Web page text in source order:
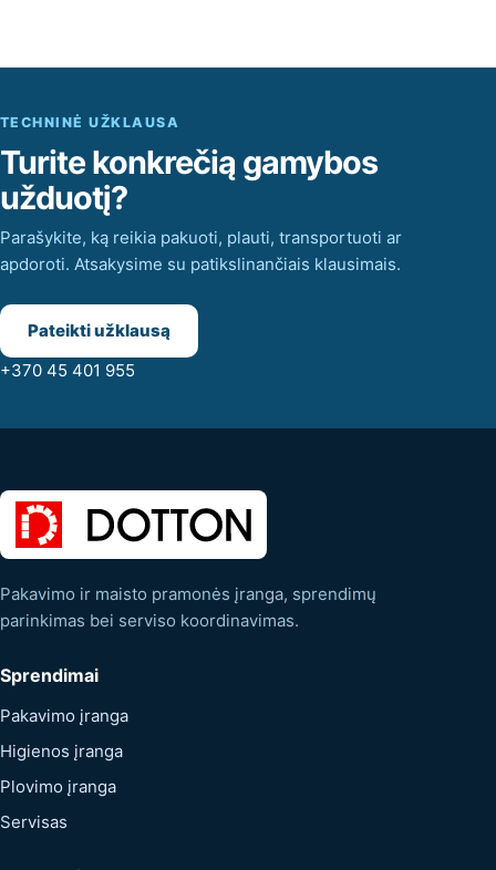
TECHNINĖ UŽKLAUSA
Turite konkrečią gamybos
užduotį?
Parašykite, ką reikia pakuoti, plauti, transportuoti ar
apdoroti. Atsakysime su patikslinančiais klausimais.
Pateikti užklausą
+370 45 401 955
Pakavimo ir maisto pramonės įranga, sprendimų
parinkimas bei serviso koordinavimas.
Sprendimai
Pakavimo įranga
Higienos įranga
Plovimo įranga
Servisas